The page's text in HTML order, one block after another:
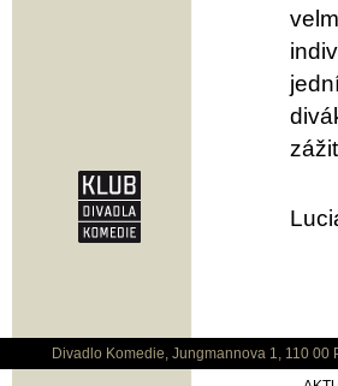
Divadlo Komedie, Jungmannova 1, 110